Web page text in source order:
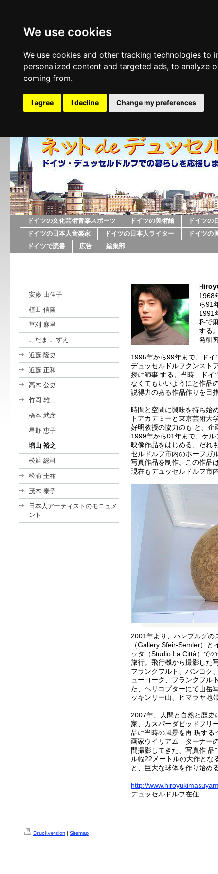
We use cookies
We use cookies and other tracking technologies
personalized content and targeted ads, to analyze
coming from.
I agree I decline Change my preferences
ドイツの文化芸術音楽スポーツ ドイツの美術館
ドイツの
ドイツの日本人音楽家
ドイツの日本人ライター
ドイツの
ドイツで読書
広告 編集部
安藤 由佳子
植田 信隆
草刈 麻里
こだま こずえ
近藤 隆史
近藤 正和
高木 公史
竹岡 雄二
橋本 武彦
星野 恵子
増山 裕之
松延 総司
松浦 圭祐
茂木 泰子
日本人アーティストのモニュメ
ント
1968
ら91
1991
科で
する
発研
1995年から99年まで、ド
デュッセルドルフクンスト
授に師事 する。当時、ドイ
なくてもいいようにと作品
説得力のある作品作りを目
時間と空間に興味を持ち始
トアカデミーと東京芸術大
好明教授の協力のも と、企
1999年から01年まで、ケ
映像作品をはじめる、だれ
セルドルフ市内のホーフガ
写真作品を制作。この作品
現在もデュッセルドルフ市
2001年より、ハンブルグの
（Gallery Sfeir-Semler）
ッタ（Studio La Città）で
旅行。飛行機から撮影した
フランクフルト、バンコク
ューヨーク、フランクフル
た、ヘリコプターにて山岳
ッキンリー山、ヒマラヤ地
2007年、人間と自然と歴史
家、カスパーダビッドフリ
品に当時の風景を再 現する
画家ウイリアム ターナー
間撮影してきた、写真作
ル幅22メートルの大作とな
と、巨大な球体を作り始め
http://
デュッセルドルフ在住
Druckversion | Sitemap